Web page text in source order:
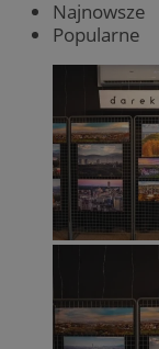
Najnowsze
Popularne